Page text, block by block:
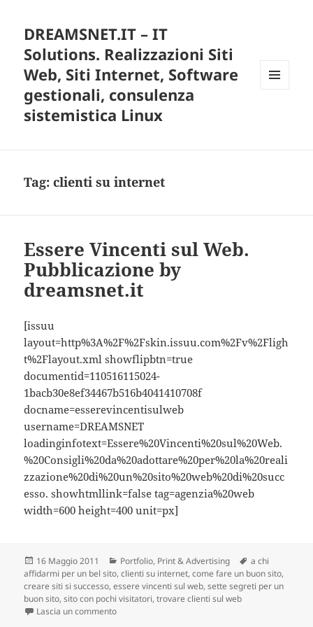
DREAMSNET.IT – IT
Solutions. Realizzazioni Siti
Web, Siti Internet, Software
gestionali, consulenza
sistemistica Linux
Tag:clienti su internet
Essere Vincenti sul Web.
Pubblicazione by
dreamsnet.it
[issuu
layout=http%3A%2F%2Fskin.issuu.com%2Fv%2Fligh
t%2Flayout.xml showflipbtn=true
documentid=110516115024-
1bacb30e8ef34467b516b4041410708f
docname=esserevincentisulweb
username=DREAMSNET
loadinginfotext=Essere%20Vincenti%20sul%20Web.
%20Consigli%20da%20adottare%20per%20la%20reali
zzazione%20di%20un%20sito%20web%20di%20succ
esso. showhtmllink=false tag=agenzia%20web
width=600 height=400 unit=px]
Scritto
il
16 Maggio 2011 Categorie
Portfolio, Print & Advertising Tag
a chi
affidarmi per un bel sito,clienti su internet,come fare un buon sito,
creare siti si successo,essere vincenti sul web,sette segreti per un
buon sito,sito con pochi visitatori,trovare clienti sul web
Lascia un commento